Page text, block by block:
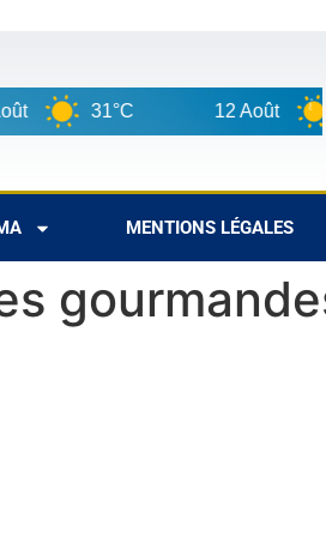
12 Août 33°C
MENTIONS LÉGALES